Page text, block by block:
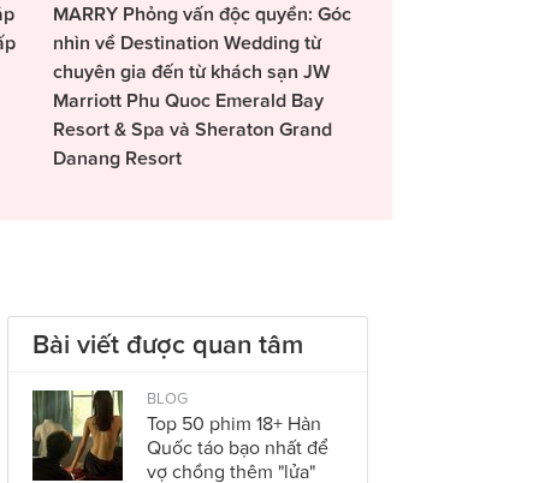
MARRY Phỏng vấn độc quyền: Góc
nhìn về Destination Wedding từ
chuyên gia đến từ khách sạn JW
Marriott Phu Quoc Emerald Bay
Resort & Spa và Sheraton Grand
Danang Resort
Bài viết được quan tâm
BLOG
Top 50 phim 18+ Hàn
Quốc táo bạo nhất để
vợ chồng thêm "lửa"